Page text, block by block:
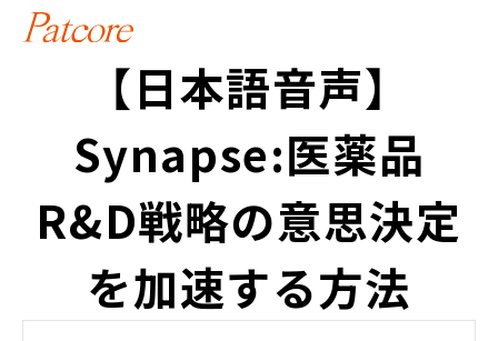
【日本語音声】
Synapse:医薬品
R&D戦略の意思決定
を加速する方法